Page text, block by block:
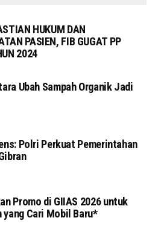
HUKUM DAN
PASIEN, FIB GUGAT PP
2024
Ubah Sampah Organik Jadi
Polri Perkuat Pemerintahan
Promo di GIIAS 2026 untuk
yang Cari Mobil Baru*